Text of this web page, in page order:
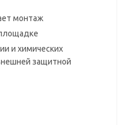
монтаж
и химических
защитной